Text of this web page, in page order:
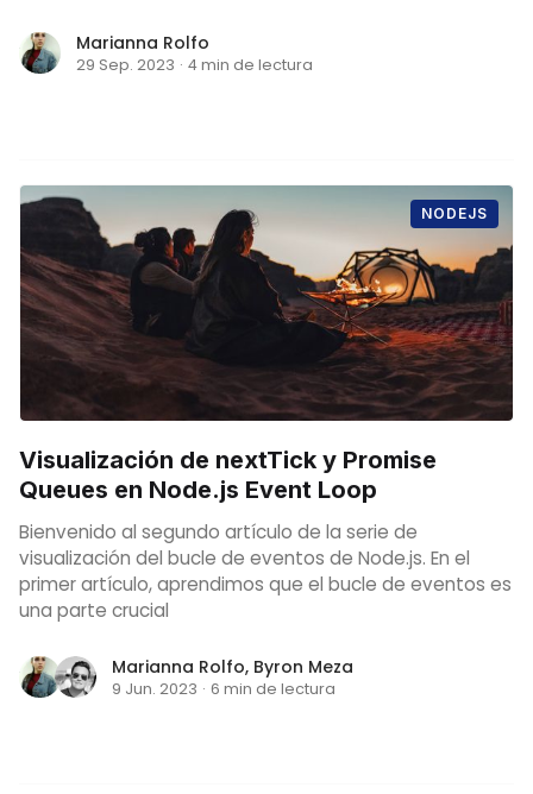
Marianna Rolfo
29 Sep. 2023 · 4 min de lectura
NODEJS
Visualización de nextTick y Promise
Queues en Node.js Event Loop
Bienvenido al segundo artículo de la serie de
visualización del bucle de eventos de Node.js. En el
primer artículo, aprendimos que el bucle de eventos es
una parte crucial
Marianna Rolfo, Byron Meza
9 Jun. 2023 · 6 min de lectura